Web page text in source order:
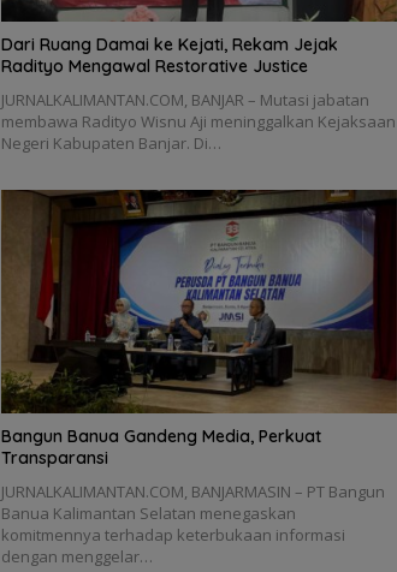
Dari Ruang Damai ke Kejati, Rekam Jejak
Radityo Mengawal Restorative Justice
JURNALKALIMANTAN.COM, BANJAR – Mutasi jabatan
membawa Radityo Wisnu Aji meninggalkan Kejaksaan
Negeri Kabupaten Banjar. Di…
Bangun Banua Gandeng Media, Perkuat
Transparansi
JURNALKALIMANTAN.COM, BANJARMASIN – PT Bangun
Banua Kalimantan Selatan menegaskan
komitmennya terhadap keterbukaan informasi
dengan menggelar…